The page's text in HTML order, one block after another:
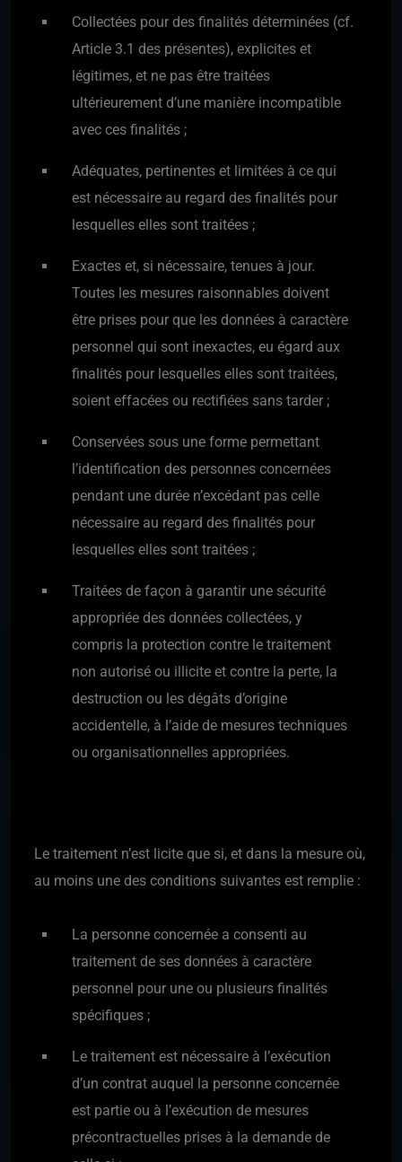
Collectées pour des finalités déterminées (cf.
Article 3.1 des présentes), explicites et
légitimes, et ne pas être traitées
ultérieurement d’une manière incompatible
avec ces finalités ;
Adéquates, pertinentes et limitées à ce qui
est nécessaire au regard des finalités pour
lesquelles elles sont traitées ;
Exactes et, si nécessaire, tenues à jour.
Toutes les mesures raisonnables doivent
être prises pour que les données à caractère
personnel qui sont inexactes, eu égard aux
finalités pour lesquelles elles sont traitées,
soient effacées ou rectifiées sans tarder ;
Conservées sous une forme permettant
l’identification des personnes concernées
pendant une durée n’excédant pas celle
nécessaire au regard des finalités pour
lesquelles elles sont traitées ;
Traitées de façon à garantir une sécurité
appropriée des données collectées, y
compris la protection contre le traitement
non autorisé ou illicite et contre la perte, la
destruction ou les dégâts d’origine
accidentelle, à l’aide de mesures techniques
ou organisationnelles appropriées.
Le traitement n’est licite que si, et dans la mesure où,
au moins une des conditions suivantes est remplie :
La personne concernée a consenti au
traitement de ses données à caractère
personnel pour une ou plusieurs finalités
spécifiques ;
Le traitement est nécessaire à l’exécution
d’un contrat auquel la personne concernée
est partie ou à l’exécution de mesures
précontractuelles prises à la demande de